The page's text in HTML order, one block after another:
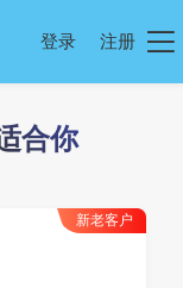
登录 注册
合你
新老客户